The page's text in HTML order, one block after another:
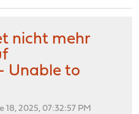
nicht mehr
Unable to
2025, 07:32:57 PM